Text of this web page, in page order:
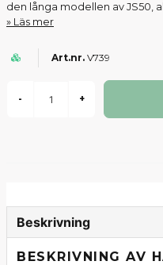
den långa modellen av JS50,
Läs mer
V739
- +
Beskrivning
BESKRIVNING AV